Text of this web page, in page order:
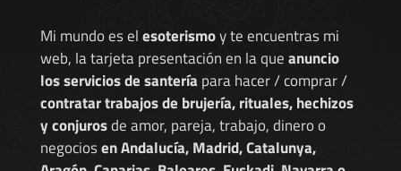
Mi mundo es elesoterismoy te encuentras mi
web, la tarjeta presentación en la queanuncio
los servicios de santería para hacer / comprar /
contratar trabajos de brujería, rituales, hechizos
y conjurosde amor, pareja, trabajo, dinero o
negociosen Andalucía, Madrid, Catalunya,